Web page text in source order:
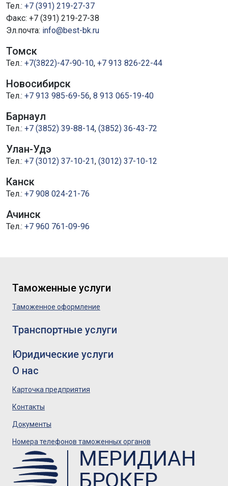
Тел.: +7 (391) 219-27-37
Факс: +7 (391) 219-27-38
Эл.почта: info@best-bk.ru
Томск
Тел.: +7(3822)-47-90-10, +7 913 826-22-44
Новосибирск
Тел.: +7 913 985-69-56, 8 913 065-19-40
Барнаул
Тел.: +7 (3852) 39-88-14, (3852) 36-43-72
Улан-Удэ
Тел.: +7 (3012) 37-10-21, (3012) 37-10-12
Канск
Тел.: +7 908 024-21-76
Ачинск
Тел.: +7 960 761-09-96
Таможенные услуги
Таможенное оформление
Транспортные услуги
Юридические услуги
О нас
Карточка предприятия
Контакты
Документы
Номера телефонов таможенных органов